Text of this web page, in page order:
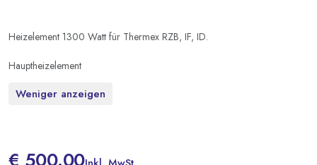
Heizelement 1300 Watt für Thermex RZB, IF, ID.
Hauptheizelement
Weniger anzeigen